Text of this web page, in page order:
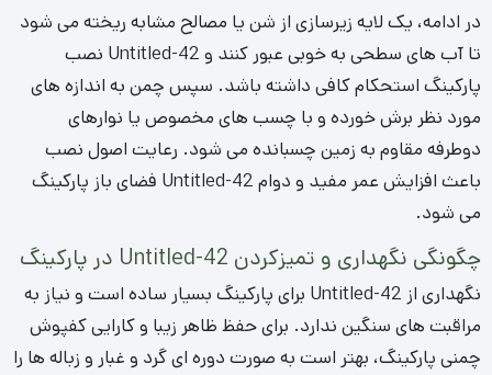
در ادامه، یک لایه زیرسازی از شن یا مصالح مشابه ریخته می شود
تا آب های سطحی به خوبی عبور کنند و Untitled-42 نصب
پارکینگ استحکام کافی داشته باشد. سپس چمن به اندازه های
مورد نظر برش خورده و با چسب های مخصوص یا نوارهای
دوطرفه مقاوم به زمین چسبانده می شود. رعایت اصول نصب
باعث افزایش عمر مفید و دوام Untitled-42 فضای باز پارکینگ
می شود.
چگونگی نگهداری و تمیزکردن Untitled-42 در پارکینگ
نگهداری از Untitled-42 برای پارکینگ بسیار ساده است و نیاز به
مراقبت های سنگین ندارد. برای حفظ ظاهر زیبا و کارایی کفپوش
چمنی پارکینگ، بهتر است به صورت دوره ای گرد و غبار و زباله ها را